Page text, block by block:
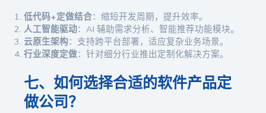
低代码+定做结合：缩短开发周期，提升效率。
人工智能驱动：AI 辅助需求分析、智能推荐功能模块。
云原生架构：支持跨平台部署，适应复杂业务场景。
行业深度定做：针对细分行业推出定制化解决方案。
七、如何选择合适的软件产品定
做公司？